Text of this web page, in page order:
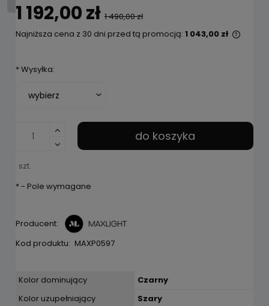
1 192,00 zł 1 490,00 zł
Najniższa cena z 30 dni przed tą promocją: 1 043,00 zł
*Wysyłka:
szt.
do koszyka
*- Pole wymagane
Producent:
Kod produktu: MAXP0597
Kolor dominujący
Czarny
Kolor uzupełniający
Szary